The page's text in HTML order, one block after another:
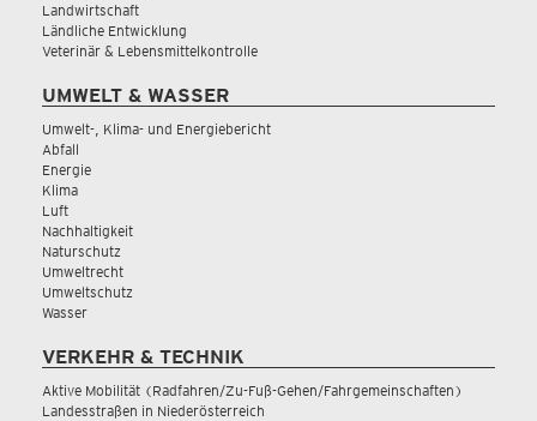
Landwirtschaft
Ländliche Entwicklung
Veterinär & Lebensmittelkontrolle
UMWELT & WASSER
Umwelt-, Klima- und Energiebericht
Abfall
Energie
Klima
Luft
Nachhaltigkeit
Naturschutz
Umweltrecht
Umweltschutz
Wasser
VERKEHR & TECHNIK
Aktive Mobilität (Radfahren/Zu-Fuß-Gehen/Fahrgemeinschaften)
Landesstraßen in Niederösterreich